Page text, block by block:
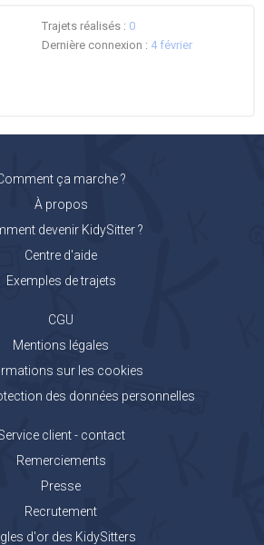
Trajets réalisés : 0
Dernière connexion : 4 février
ça marche ?
À propos
devenir KidySitter ?
Centre d'aide
Exemples de trajets
CGU
Mentions légales
sur les cookies
des données personnelles
client - contact
Remerciements
Presse
Recrutement
d'or des KidySitters